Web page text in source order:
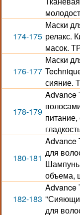
174-175
Маски
релакс.
масок.
176-177
Маски
178-179
Advance
180-181
Advance
для
Шампунь
объема,
182-183
Advance
для